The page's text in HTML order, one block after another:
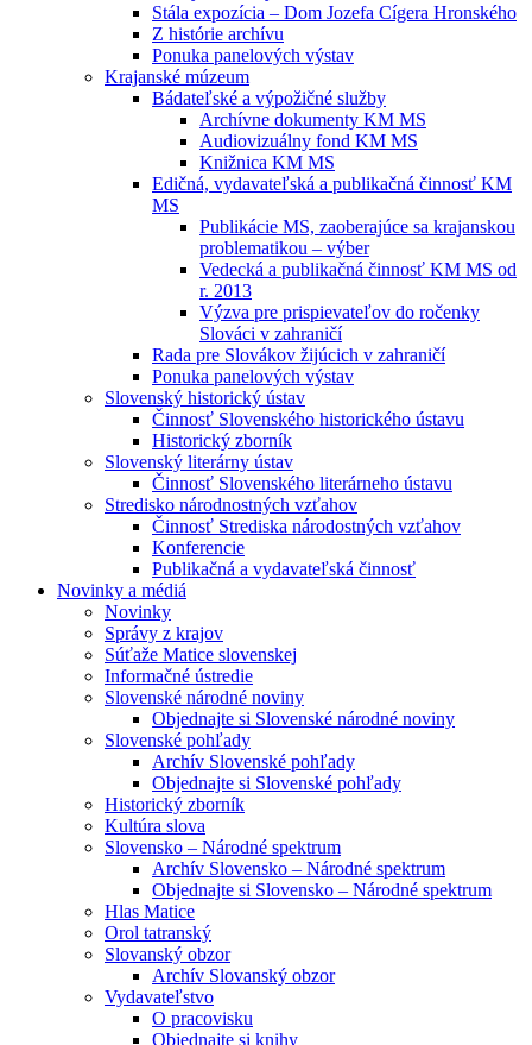
Stála expozícia – Dom Jozefa Cígera Hronského
Z histórie archívu
Ponuka panelových výstav
Krajanské múzeum
Bádateľské a výpožičné služby
Archívne dokumenty KM MS
Audiovizuálny fond KM MS
Knižnica KM MS
Edičná, vydavateľská a publikačná činnosť KM
MS
Publikácie MS, zaoberajúce sa krajanskou
problematikou – výber
Vedecká a publikačná činnosť KM MS od
r. 2013
Výzva pre prispievateľov do ročenky
Slováci v zahraničí
Rada pre Slovákov žijúcich v zahraničí
Ponuka panelových výstav
Slovenský historický ústav
Činnosť Slovenského historického ústavu
Historický zborník
Slovenský literárny ústav
Činnosť Slovenského literárneho ústavu
Stredisko národnostných vzťahov
Činnosť Strediska národostných vzťahov
Konferencie
Publikačná a vydavateľská činnosť
Novinky a médiá
Novinky
Správy z krajov
Súťaže Matice slovenskej
Informačné ústredie
Slovenské národné noviny
Objednajte si Slovenské národné noviny
Slovenské pohľady
Archív Slovenské pohľady
Objednajte si Slovenské pohľady
Historický zborník
Kultúra slova
Slovensko – Národné spektrum
Archív Slovensko – Národné spektrum
Objednajte si Slovensko – Národné spektrum
Hlas Matice
Orol tatranský
Slovanský obzor
Archív Slovanský obzor
Vydavateľstvo
O pracovisku
Objednajte si knihy